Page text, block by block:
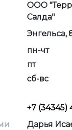
ООО
Салда"
Энгельса,
пн-чт
пт
сб-вс
+7 (34345)
Дарья